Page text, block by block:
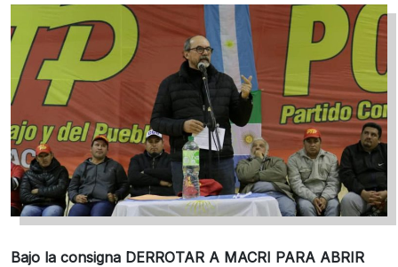
Bajo la consigna DERROTAR A MACRI PARA ABRIR